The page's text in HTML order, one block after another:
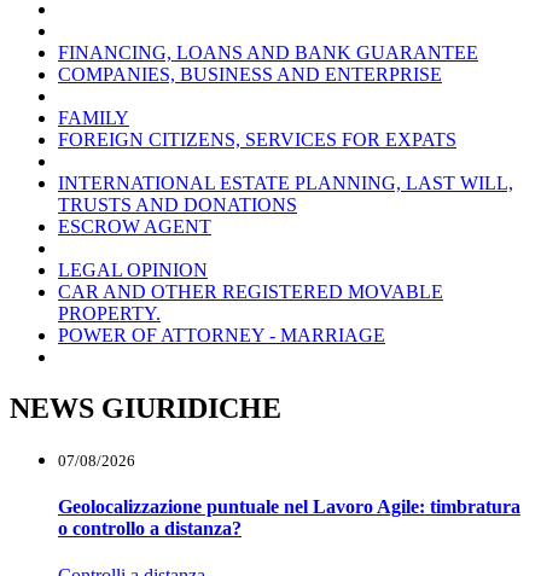
FINANCING, LOANS AND BANK GUARANTEE
COMPANIES, BUSINESS AND ENTERPRISE
FAMILY
FOREIGN CITIZENS, SERVICES FOR EXPATS
INTERNATIONAL ESTATE PLANNING, LAST WILL,
TRUSTS AND DONATIONS
ESCROW AGENT
LEGAL OPINION
CAR AND OTHER REGISTERED MOVABLE
PROPERTY.
POWER OF ATTORNEY - MARRIAGE
NEWS GIURIDICHE
07/08/2026
Geolocalizzazione puntuale nel Lavoro Agile: timbratura
o controllo a distanza?